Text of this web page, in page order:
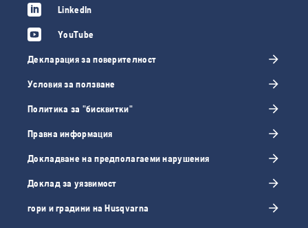
LinkedIn
YouTube
Декларация за поверителност
Условия за ползване
Политика за "бисквитки"
Правна информация
Докладване на предполагаеми нарушения
Доклад за уязвимост
гори и градини на Husqvarna